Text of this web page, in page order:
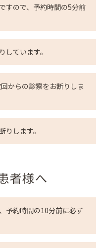
すので、予約時間の5分前
しています。
からの診察をお断りしま
りします。
者様へ
予約時間の10分前に必ず